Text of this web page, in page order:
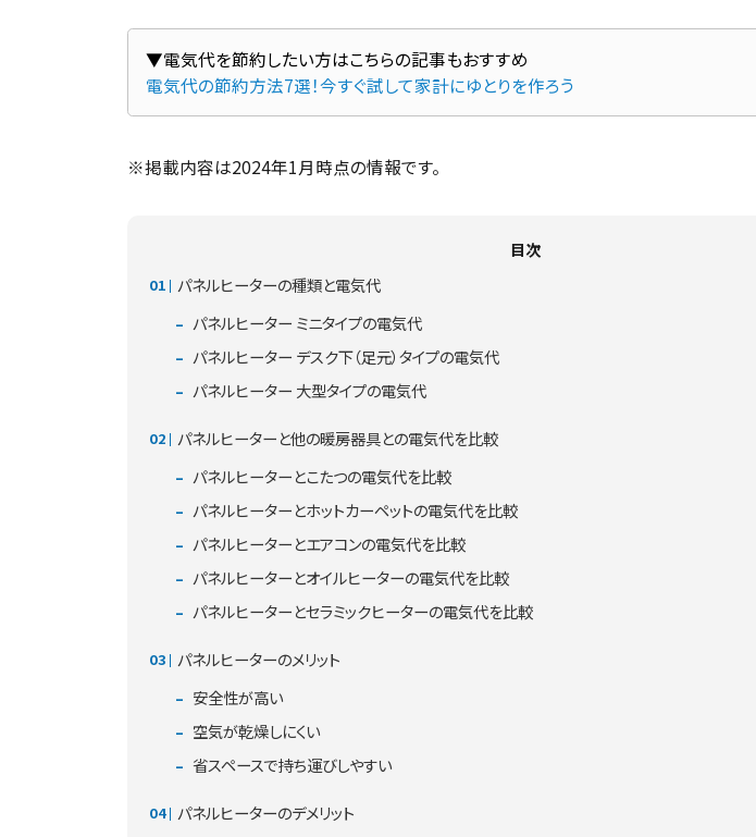
電気代の節約方法7選！今すぐ試して家計にゆとりを作ろう
※掲載内容は2024年1月時点の情報です。
目次
パネルヒーターの種類と電気代
パネルヒーター ミニタイプの電気代
パネルヒーター デスク下（足元）タイプの電気代
パネルヒーター 大型タイプの電気代
パネルヒーターと他の暖房器具との電気代を比較
パネルヒーターとこたつの電気代を比較
パネルヒーターとホットカーペットの電気代を比較
パネルヒーターとエアコンの電気代を比較
パネルヒーターとオイルヒーターの電気代を比較
パネルヒーターとセラミックヒーターの電気代を比較
パネルヒーターのメリット
安全性が高い
空気が乾燥しにくい
省スペースで持ち運びしやすい
パネルヒーターのデメリット